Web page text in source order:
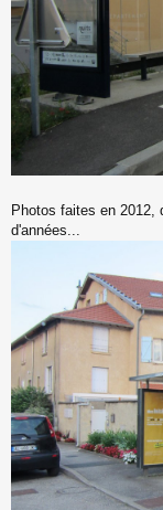
Photos faites en 2012,
d'années...